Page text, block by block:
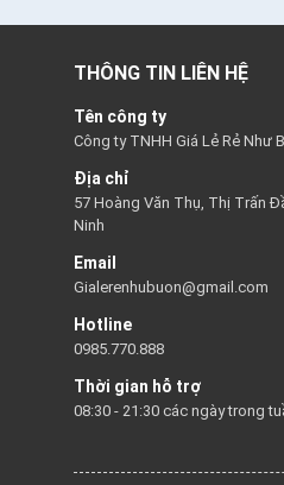
THÔNG TIN LIÊN HỆ
Tên công ty
Công ty TNHH Giá Lẻ Rẻ Như
Địa chỉ
57 Hoàng Văn Thụ, Thị Trấn
Ninh
Email
Gialerenhubuon@gmail.com
Hotline
0985.770.888
Thời gian hỗ trợ
08:30 - 21:30 các ngày trong